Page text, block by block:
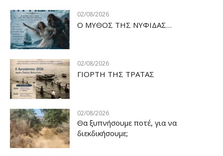
02/08/2026
Ο ΜΥΘΟΣ ΤΗΣ ΝΥΦΙΔΑΣ…
02/08/2026
ΓΙΟΡΤΗ ΤΗΣ ΤΡΑΤΑΣ
02/08/2026
Θα ξυπνήσουμε ποτέ, για να
διεκδικήσουμε;